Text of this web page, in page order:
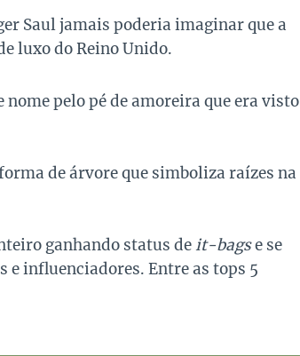
Saul jamais poderia imaginar que a
luxo do Reino Unido.
pelo pé de amoreira que era visto
de árvore que simboliza raízes na
ganhando status deit-bagse se
e influenciadores. Entre as tops 5